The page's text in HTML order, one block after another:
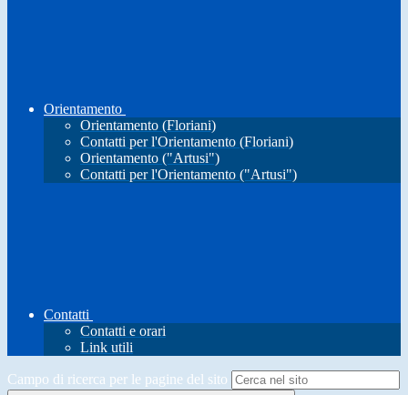
Orientamento
Orientamento (Floriani)
Contatti per l'Orientamento (Floriani)
Orientamento ("Artusi")
Contatti per l'Orientamento ("Artusi")
Contatti
Contatti e orari
Link utili
Campo di ricerca per le pagine del sito